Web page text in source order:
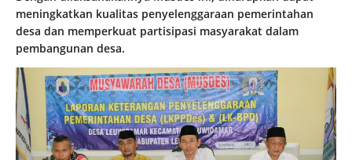
meningkatkan kualitas penyelenggaraan pemerintahan
desa dan memperkuat partisipasi masyarakat dalam
pembangunan desa.